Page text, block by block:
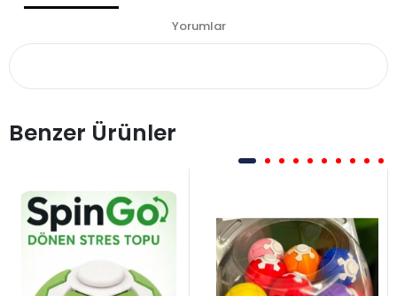
Yorumlar
Benzer Ürünler